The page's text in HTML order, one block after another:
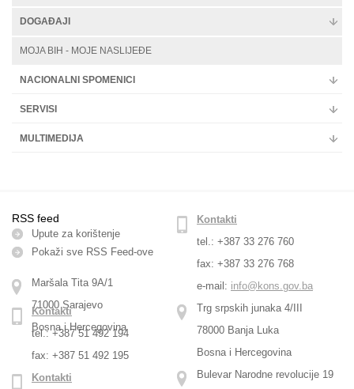
DOGAĐAJI
MOJA BIH - MOJE NASLIJEĐE
NACIONALNI SPOMENICI
SERVISI
MULTIMEDIJA
RSS feed
Upute za korištenje
Pokaži sve RSS Feed-оve
Maršala Tita 9A/1
71000 Sarajevo
Bosna i Hercegovina
Kontakti
tel.: +387 33 276 760
fax: +387 33 276 768
e-mail: info@kons.gov.ba
Trg srpskih junaka 4/III
78000 Banja Luka
Bosna i Hercegovina
Kontakti
tel.: +387 51 492 194
fax: +387 51 492 195
Bulevar Narodne revolucije 19
Kontakti